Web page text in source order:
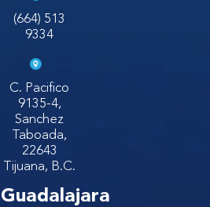
(664) 513
9334
C. Pacifico
9135-4,
Sanchez
Taboada,
22643
Tijuana, B.C.
Guadalajara